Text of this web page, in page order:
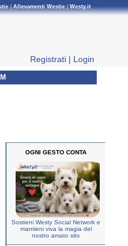
|Allevamenti Westie|Westy.it
Registrati | Login
OGNI GESTO CONTA
Sostieni Westy Social Network e
mantieni viva la magia del
nostro amato sito